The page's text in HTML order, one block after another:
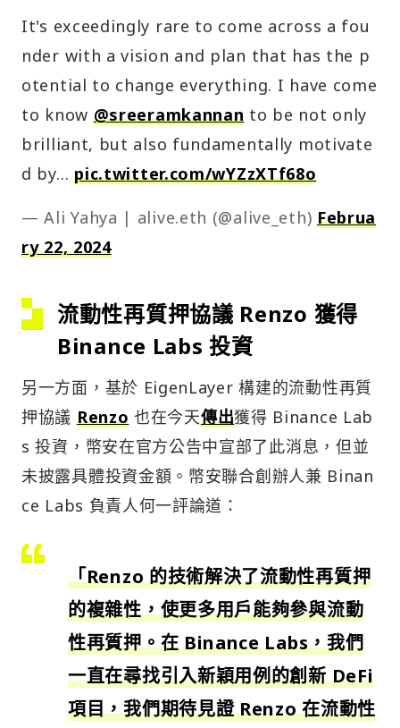
It's exceedingly rare to come across a fou
nder with a vision and plan that has the p
otential to change everything. I have come
to know @sreeramkannan to be not only
brilliant, but also fundamentally motivate
d by…pic.twitter.com/wYZzXTf68o
— Ali Yahya | alive.eth (@alive_eth) Februa
ry 22, 2024
流動性再質押協議 Renzo 獲得
Binance Labs 投資
另一方面，基於 EigenLayer 構建的流動性再質
押協議 Renzo 也在今天傳出獲得 Binance Lab
s 投資，幣安在官方公告中宣部了此消息，但並
未披露具體投資金額。幣安聯合創辦人兼 Binan
ce Labs 負責人何一評論道：
「Renzo 的技術解決了流動性再質押
的複雜性，使更多用戶能夠參與流動
性再質押。在 Binance Labs，我們
一直在尋找引入新穎用例的創新 DeFi
項目，我們期待見證 Renzo 在流動性